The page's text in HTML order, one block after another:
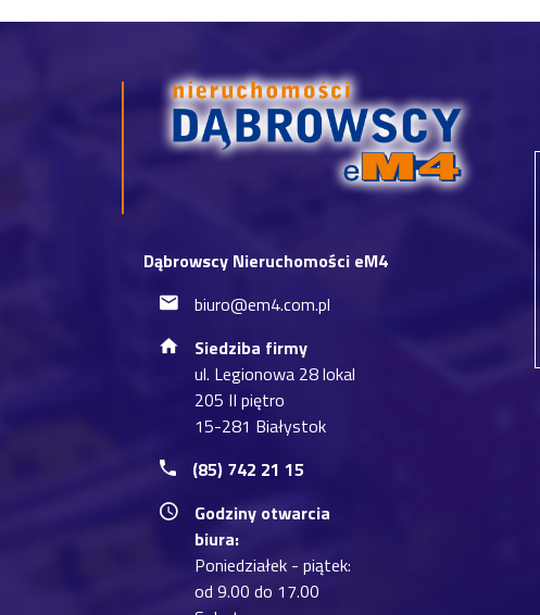
Dąbrowscy Nieruchomości eM4
biuro@em4.com.pl
Siedziba firmy
ul. Legionowa 28 lokal
205 II piętro
15-281 Białystok
(85) 742 21 15
Godziny otwarcia
biura:
Poniedziałek - piątek:
od 9.00 do 17.00